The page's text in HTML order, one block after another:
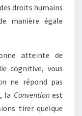
droits humains
manière égale
atteinte de
cognitive, vous
ne répond pas
la Conventionest
tirer quelque